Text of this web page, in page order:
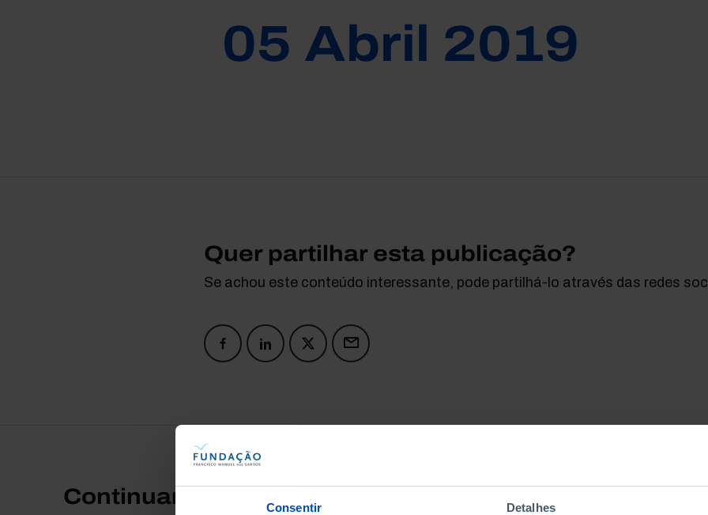
Consentir Detalhes
05 Abril 2019
Quer partilhar esta publicação?
Se achou este conteúdo interessante, pode partilhá-lo através das redes
Continuar a pesquisar